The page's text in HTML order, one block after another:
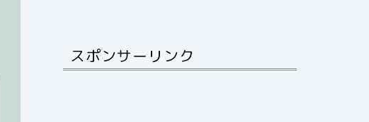
スポンサーリンク